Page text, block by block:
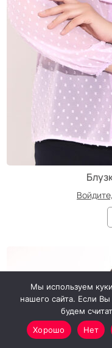
Мы используем
нашего сайта. Если
будем
Хорошо
Нет